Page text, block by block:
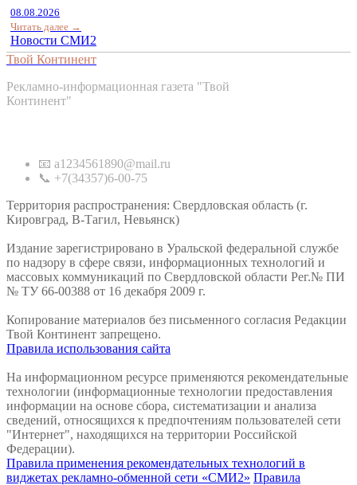
08.08.2026
Читать далее →
Новости СМИ2
Твой Континент
Рекламно-информационная газета "Твой
Континент"
📧 a1234561890@mail.ru
📞 +7(34357)6-00-75
Территория распространения: Свердловская область (г.
Кировград, В-Тагил, Невьянск)
Издание зарегистрировано в Уральской федеральной службе
по надзору в сфере связи, информационных технологий и
массовых коммуникаций по Свердловской области Рег.№ ПИ
№ ТУ 66-00388 от 16 декабря 2009 г.
Копирование материалов без письменного согласия Редакции
Твой Континент запрещено.
Правила использования сайта
На информационном ресурсе применяются рекомендательные
технологии (информационные технологии предоставления
информации на основе сбора, систематизации и анализа
сведений, относящихся к предпочтениям пользователей сети
"Интернет", находящихся на территории Российской
Федерации).
Правила применения рекомендательных технологий в
виджетах рекламно-обменной сети «СМИ2» Правила